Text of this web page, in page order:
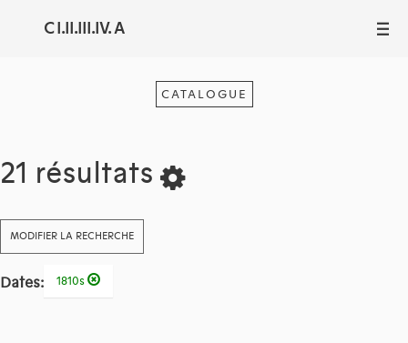
C I.II.III.IV. A III
CATALOGUE
21 résultats
MODIFIER LA RECHERCHE
Dates: 1810s